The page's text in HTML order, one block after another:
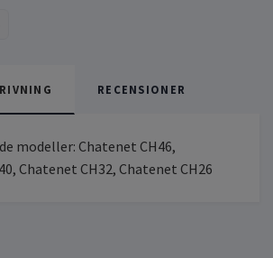
RECENSIONER
modeller: Chatenet CH46,
Chatenet CH32, Chatenet CH26